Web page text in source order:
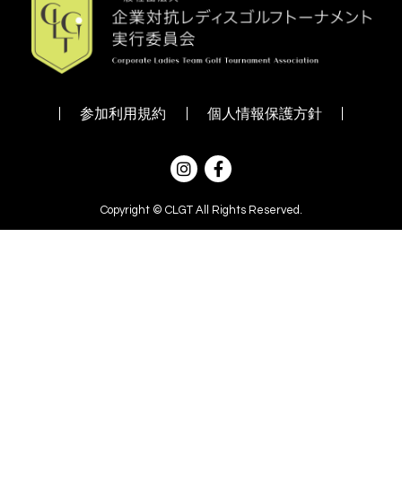
参加利用規約 個人情報保護方針
Copyright © CLGT All Rights Reserved.